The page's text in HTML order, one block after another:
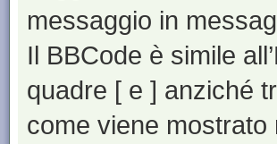
messaggio in
Il BBCode è simile
quadre [ e ] anziché
come viene